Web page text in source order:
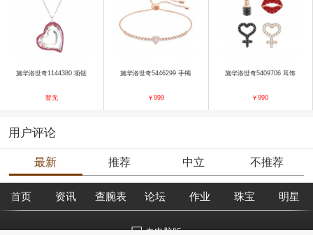
施华洛世奇1144380 项链
暂无
施华洛世奇5446299 手镯
￥999
施华洛世奇5409706 耳饰
￥990
用户评论
最新 推荐 中立 不推荐
首页 资讯 查腕表 论坛 作业 珠宝 明星
去电脑版